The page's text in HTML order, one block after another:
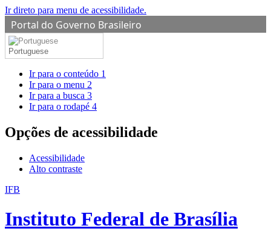
Ir direto para menu de acessibilidade.
Portal do Governo Brasileiro
Portuguese
Ir para o conteúdo 1
Ir para o menu 2
Ir para a busca 3
Ir para o rodapé 4
Opções de acessibilidade
Acessibilidade
Alto contraste
IFB
Instituto Federal de Brasília